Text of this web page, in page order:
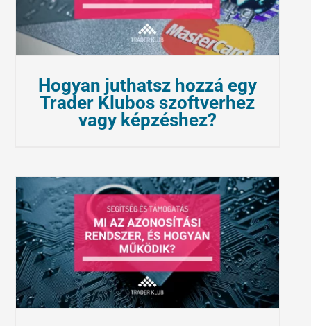
Hogyan juthatsz hozzá egy
Trader Klubos szoftverhez
vagy képzéshez?